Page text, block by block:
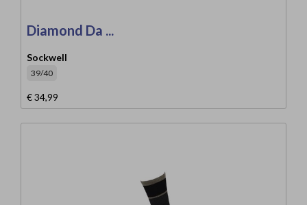
Diamond Da ...
Sockwell
39/40
€ 34,99